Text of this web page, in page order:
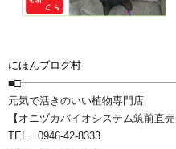
にほんブログ村
元気で活きのいい植物専門店
【オニヅカバイオシステム筑前直売
TEL 0946-42-8333